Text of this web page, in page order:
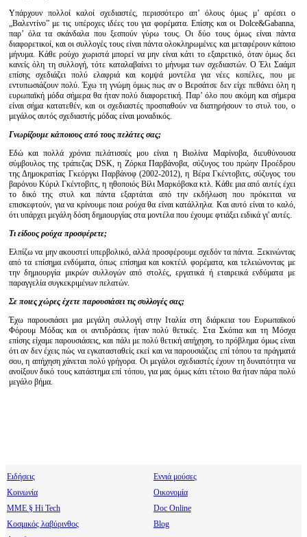
Υπάρχουν πολλοί καλοί σχεδιαστές, περισσότερο απ’ όλους όμως μ’ αρέσει ο
„Βαλεντίνο” με τις υπέροχες ιδέες του για φορέματα. Επίσης και οι Dolce&Gabanna,
παρ’ όλα τα σκάνδαλα που ξεσπούν γύρω τους. Οι δύο τους όμως είναι πάντα
διαφορετικοί, και οι συλλογές τους είναι πάντα ολοκληρωμένες και μεταφέρουν κάποιο
μήνυμα. Κάθε ρούχο χωριστά μπορεί να μην είναι κάτι το εξαιρετικό, όταν όμως δει
κανείς όλη τη συλλογή, τότε καταλαβαίνει το μήνυμα των σχεδιαστών. Ο Έλι Σαάμπ
επίσης σχεδιάζει πολύ ελαφριά και κομψά μοντέλα για νέες κοπέλες, που με
εντυπωσιάζουν πολύ. Έχω τη γνώμη όμως πως αν ο Βερσάτσε δεν είχε πεθάνει όλη η
ευρωπαϊκή μόδα σήμερα θα ήταν πολύ διαφορετική. Παρ’ όλο που ακόμη και σήμερα
είναι σήμα κατατεθέν, και οι σχεδιαστές προσπαθούν να διατηρήσουν το στυλ του, ο
μεγάλος αυτός σχεδιαστής μόδας είναι μοναδικός.
Γνωρίζουμε κάποιους από τους πελάτες σας;
Εδώ και πολλά χρόνια πελάτισσές μου είναι η Βιολίνα Μαρίνοβα, διευθύνουσα
σύμβουλος της τράπεζας DSK, η Ζόρκα Παρβάνοβα, σύζυγος του πρώην Προέδρου
της Δημοκρατίας Γκεόργκι Παρβάνοφ (2002-2012), η Βέρα Γκέντοβιτς, σύζυγος του
βαρόνου Κύριλ Γκέντοβιτς, η ηθοποιός Βίλι Μαρκόβσκα κτλ. Κάθε μια από αυτές έχει
το δικό της στυλ και πάντα εξαρτάται από την εκδήλωση που πρόκειται να
επισκεφτούν, για να κρίνουμε ποια ρούχα θα είναι κατάλληλα. Και αυτό είναι το καλό,
ότι υπάρχει μεγάλη δόση δημιουργίας στα μοντέλα που έχουμε φτιάξει ειδικά γι' αυτές.
Τι είδους ρούχα προσφέρετε;
Ελπίζω να μην ακουστεί υπερβολικό, αλλά προσφέρουμε σχεδόν τα πάντα. Ξεκινώντας
από τα επίσημα ενδύματα, όπως επίσημα και κοκτέιλ φορέματα, και τελειώνοντας με
την δημιουργία μικρών συλλογών από στολές, εργατικά ή εταιρεικά ενδύματα με
παραγγελία συγκεκριμένων πελατών.
Σε ποιες χώρες έχετε παρουσιάσει τις συλλογές σας;
Έχω παρουσιάσει μια μεγάλη συλλογή στην Ιταλία στη διάρκεια του Ευρωπαϊκού
Φόρουμ Μόδας και οι αντιδράσεις ήταν πολύ θετικές. Στα Σκόπια και τη Μόσχα
επίσης είχαμε παρουσιάσεις, και πάλι με πολύ θετική απήχηση, το πρόβλημα όμως είναι
ότι αν δεν έχεις πώς να εγκατασταθείς εκεί και να παρουσιάζεις επί τόπου τα πράγματά
σου, η απήχηση χάνεται πολύ γρήγορα. Οι μεγάλοι σχεδιαστές έχουν τη δυνατότητα να
ανοίξουν δικό τους κατάστημα επί τόπου, για μας όμως κάτι τέτοιο θα ήταν πάρα πολύ
μεγάλο βήμα.
Ειδήσεις
Εννιά μούσες
Κοινωνία
Οικονομία
МΜΕ § Hi Tech
Doc Online
Κοσμικός λαβύρινθος
Blog